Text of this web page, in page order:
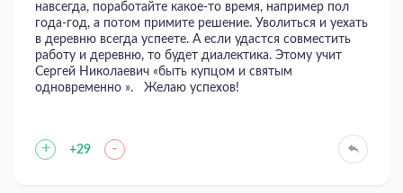
навсегда, поработайте какое-то время, например пол
года-год, а потом примите решение. Уволиться и уехать
в деревню всегда успеете. А если удастся совместить
работу и деревню, то будет диалектика. Этому учит
Сергей Николаевич «быть купцом и святым
одновременно ». Желаю успехов!
+ +29 -